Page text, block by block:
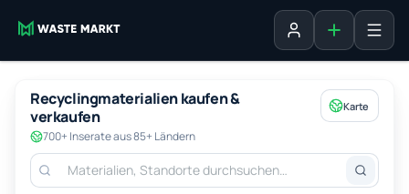
AnmeldenInserat
Recyclingmaterialien kaufen &
verkaufen
700+ Inserate aus 85+ Ländern
Karte